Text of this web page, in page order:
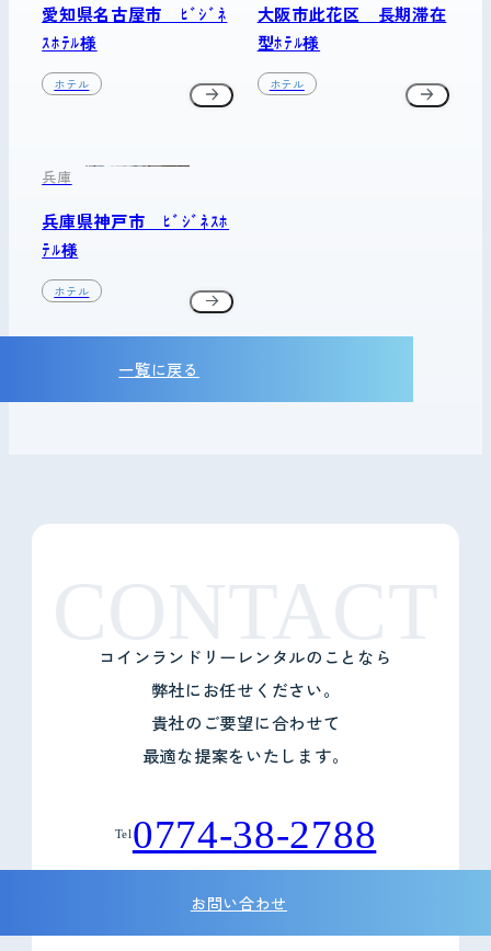
愛知県名古屋市 ﾋﾞｼﾞﾈ
ｽﾎﾃﾙ様
ホテル
大阪市此花区 長期滞在
型ﾎﾃﾙ様
ホテル
兵庫
兵庫県神戸市 ﾋﾞｼﾞﾈｽﾎ
ﾃﾙ様
ホテル
一覧に戻る
コインランドリーレンタルのことなら
弊社にお任せください。
貴社のご要望に合わせて
最適な提案をいたします。
Tel 0774-38-2788
お問い合わせ